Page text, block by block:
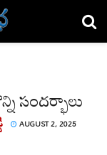
సందర్భాలు
AUGUST 2, 2025